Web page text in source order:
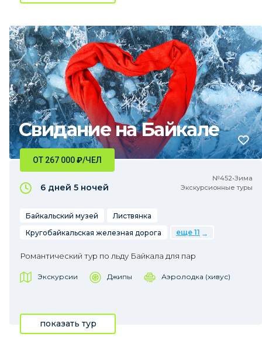
Свидание на Байкале
№452•Зима
Экскурсионные туры
ОТ 267 000₽/ЧЕЛ
6 дней 5 ночей
Байкальский музей
Листвянка
Кругобайкальская железная дорога
еще 11
Романтический тур по льду Байкала для пар
Экскурсии Джипы Аэролодка (хивус)
показать тур